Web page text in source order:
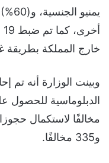
خارج المملكة بطريقة
و335 مخالفًا.